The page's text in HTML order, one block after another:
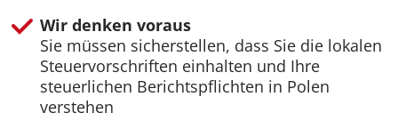
Wir denken voraus
Sie müssen sicherstellen, dass Sie die lokalen
Steuervorschriften einhalten und Ihre
steuerlichen Berichtspflichten in Polen
verstehen